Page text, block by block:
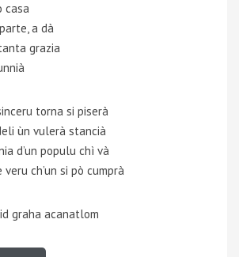
casa
a dà
grazia
torna si piserà
ùn vulerà stancià
d’un populu chì và
veru ch’un si pò cumprà
graha acanatlom